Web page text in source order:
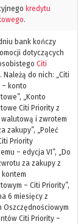
kredytu
.
bank kończy
dotyczących
Citi
. Należą do nich: „Citi
– konto
„Konto
Citi Priority z
i zwrotem
zakupy”, „Poleć
Priority
– edycja VI”, „Do
za zakupy z
kontem
– Citi Priority”,
6 miesięcy z
Oszczędnościowym
Citi Priority –